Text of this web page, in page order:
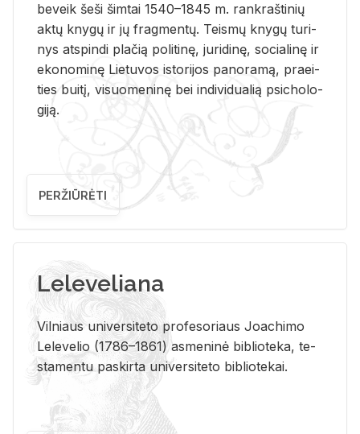
be­veik šeši šim­tai 1540–1845 m. rank­raš­ti­nių
aktų kny­gų ir jų frag­men­tų. Teis­mų kny­gų tu­ri­
nys at­spin­di pla­čią po­li­ti­nę, ju­ri­di­nę, so­cia­li­nę ir
eko­no­mi­nę Lie­tu­vos is­to­ri­jos pa­no­ra­mą, pra­ei­
ties bui­tį, vi­suo­me­ni­nę bei in­di­vi­dua­lią psi­cho­lo­
gi­ją.
PERŽIŪRĖTI
Leleveliana
Vil­niaus uni­ver­si­te­to pro­fe­so­riaus Jo­a­chi­mo
Le­le­ve­lio (1786–1861) as­me­ni­nė bi­b­lio­te­ka, te­
sta­men­tu pa­skir­ta uni­ver­si­te­to bi­b­lio­te­kai.